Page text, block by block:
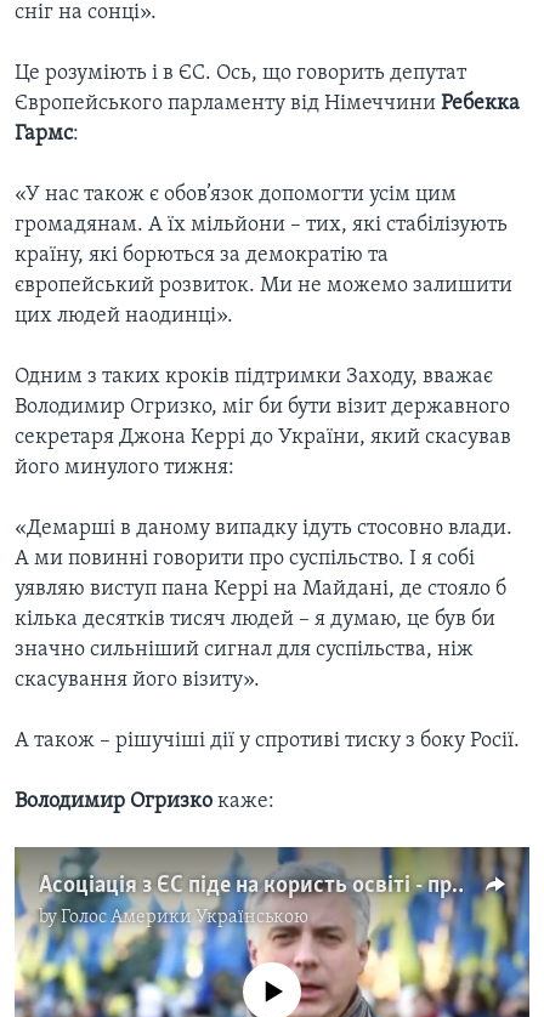
сніг на сонці».
Це розуміють і в ЄС. Ось, що говорить депутат
Європейського парламенту від Німеччини Ребекка
Гармс:
«У нас також є обов’язок допомогти усім цим
громадянам. А їх мільйони – тих, які стабілізують
країну, які борються за демократію та
європейський розвиток. Ми не можемо залишити
цих людей наодинці».
Одним з таких кроків підтримки Заходу, вважає
Володимир Огризко, міг би бути візит державного
секретаря Джона Керрі до України, який скасував
його минулого тижня:
«Демарші в даному випадку ідуть стосовно влади.
А ми повинні говорити про суспільство. І я собі
уявляю виступ пана Керрі на Майдані, де стояло б
кілька десятків тисяч людей – я думаю, це був би
значно сильніший сигнал для суспільства, ніж
скасування його візиту».
А також – рішучіші дії у спротиві тиску з боку Росії.
Володимир Огризко каже:
Асоціація з ЄС піде на користь освіті - президент Могилянки
byГолос Америки Українською
No media source currently available